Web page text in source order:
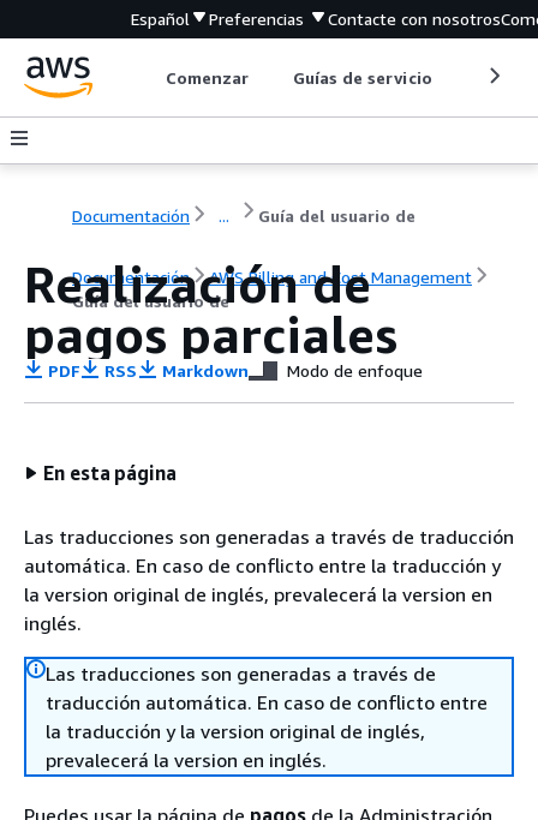
Español Preferencias Contacte con nosotros
Comenzar Guías de servicio
Documentación ... Guía del usuario de
Documentación
AWS Billing and Cost Management
Guía del usuario de
Realización de
pagos parciales
PDF RSS Markdown Modo de enfoque
En esta página
Las traducciones son generadas a través de traducción
automática. En caso de conflicto entre la traducción y
la version original de inglés, prevalecerá la version en
inglés.
Las traducciones son generadas a través de
traducción automática. En caso de conflicto entre
la traducción y la version original de inglés,
prevalecerá la version en inglés.
Puedes usar la página de pagos de la Administración